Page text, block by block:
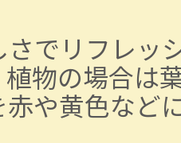
でリフレッ
物の場合は
や黄色など